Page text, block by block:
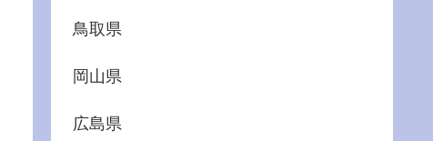
鳥取県
岡山県
広島県